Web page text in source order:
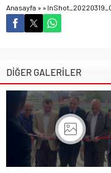
Anasayfa » »
DİĞER GALERİLER